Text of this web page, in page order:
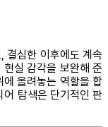
결심한 이후에도 계속
실 감각을 보완해 준
올려놓는 역할을 합
어 탐색은 단기적인 판